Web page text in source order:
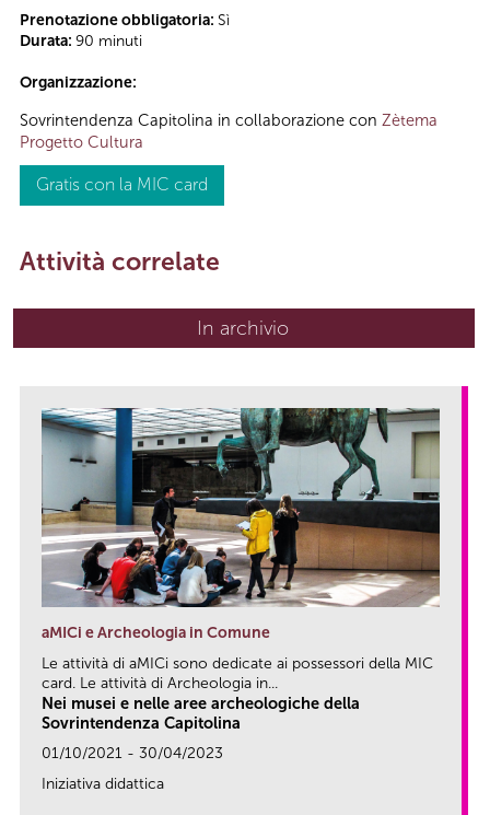
Prenotazione obbligatoria: Sì
Durata: 90 minuti
Organizzazione:
Sovrintendenza Capitolina in collaborazione con Zètema
Progetto Cultura
Gratis con la MIC card
Attività correlate
In archivio
aMICi e Archeologia in Comune
Le attività di aMICi sono dedicate ai possessori della MIC
card. Le attività di Archeologia in...
Nei musei e nelle aree archeologiche della
Sovrintendenza Capitolina
01/10/2021 - 30/04/2023
Iniziativa didattica